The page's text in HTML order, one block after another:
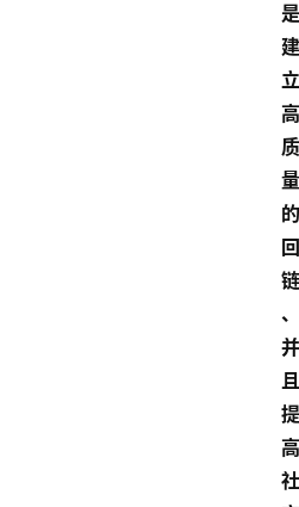
是
建
立
高
质
量
的
回
链
、
并
且
提
高
社